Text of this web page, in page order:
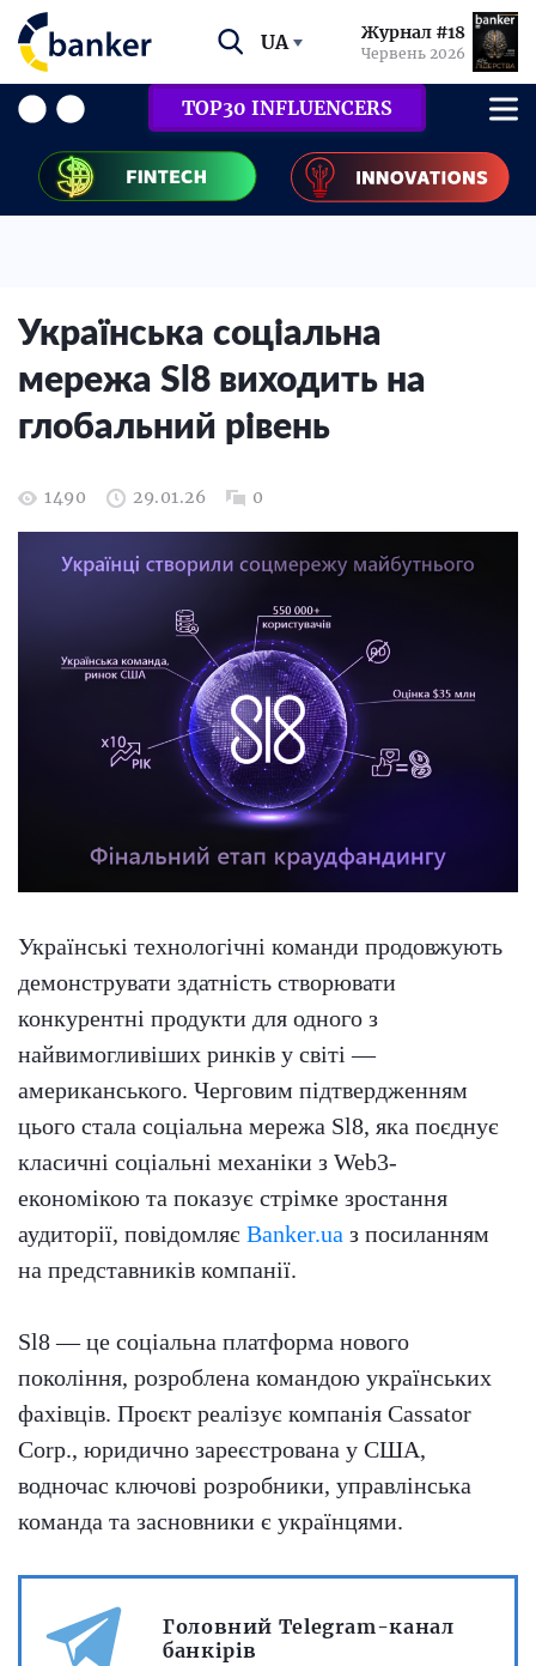
UA Журнал #18
Червень 2026
TOP30 INFLUENCERS
Українська соціальна
мережа Sl8 виходить на
глобальний рівень
1490 29.01.26 0
Українські технологічні команди продовжують
демонструвати здатність створювати
конкурентні продукти для одного з
найвимогливіших ринків у світі —
американського. Черговим підтвердженням
цього стала соціальна мережа Sl8, яка поєднує
класичні соціальні механіки з Web3-
економікою та показує стрімке зростання
аудиторії, повідомляє Banker.ua з посиланням
на представників компанії.
Sl8 — це соціальна платформа нового
покоління, розроблена командою українських
фахівців. Проєкт реалізує компанія Cassator
Corp., юридично зареєстрована у США,
водночас ключові розробники, управлінська
команда та засновники є українцями.
Головний Telegram-канал
банкірів